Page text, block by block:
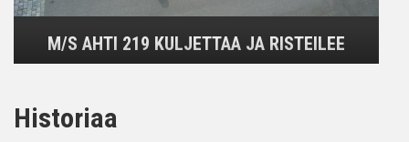
M/S AHTI 219 KULJETTAA JA RISTEILEE
Historiaa